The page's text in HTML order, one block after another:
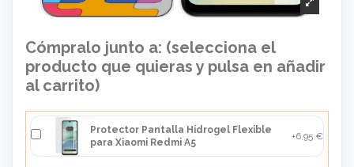
Cómpralo junto a: (selecciona el
producto que quieras y pulsa en añadir
al carrito)
Protector Pantalla Hidrogel Flexible
para Xiaomi Redmi A5
+6,95 €